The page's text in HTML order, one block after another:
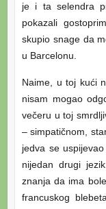
je i ta selendra
pokazali
skupio snage da
u Barcelonu.
Naime, u toj kući
nisam mogao
večeru u toj
– simpatičnom,
jedva se
nijedan drugi
znanja da ima
francuskog